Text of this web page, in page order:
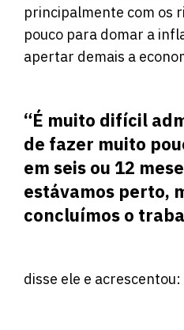
principalmente com os
pouco para domar a
apertar demais a
“É muito difícil
de fazer muito
em seis ou 12
estávamos perto,
concluímos o
disse ele e acrescentou: